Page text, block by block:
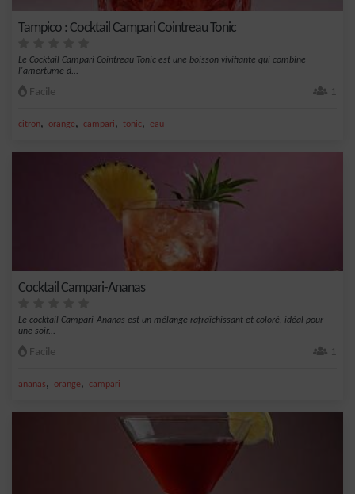
Tampico : Cocktail Campari Cointreau Tonic
Le Cocktail Campari Cointreau Tonic est une boisson vivifiante qui combine
l'amertume d...
Facile 1
citron, orange, campari, tonic, eau
Cocktail Campari-Ananas
Le cocktail Campari-Ananas est un mélange rafraîchissant et coloré, idéal pour
une soir...
Facile 1
ananas, orange, campari